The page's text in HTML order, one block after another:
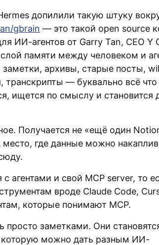
допилили такую штуку
gbrain — это такой open source
ИИ-агентов от Garry Tan, CEO Y
памяти между человеком и
архивы, старые посты,
— буквально всё что
ищется по смыслу и становится
Получается не «ещё один
где данные можно
агентами и свой MCP server, то
вроде Claude Code,
которые понимают MCP.
просто заметками. Они
которую можно дать разным ИИ-